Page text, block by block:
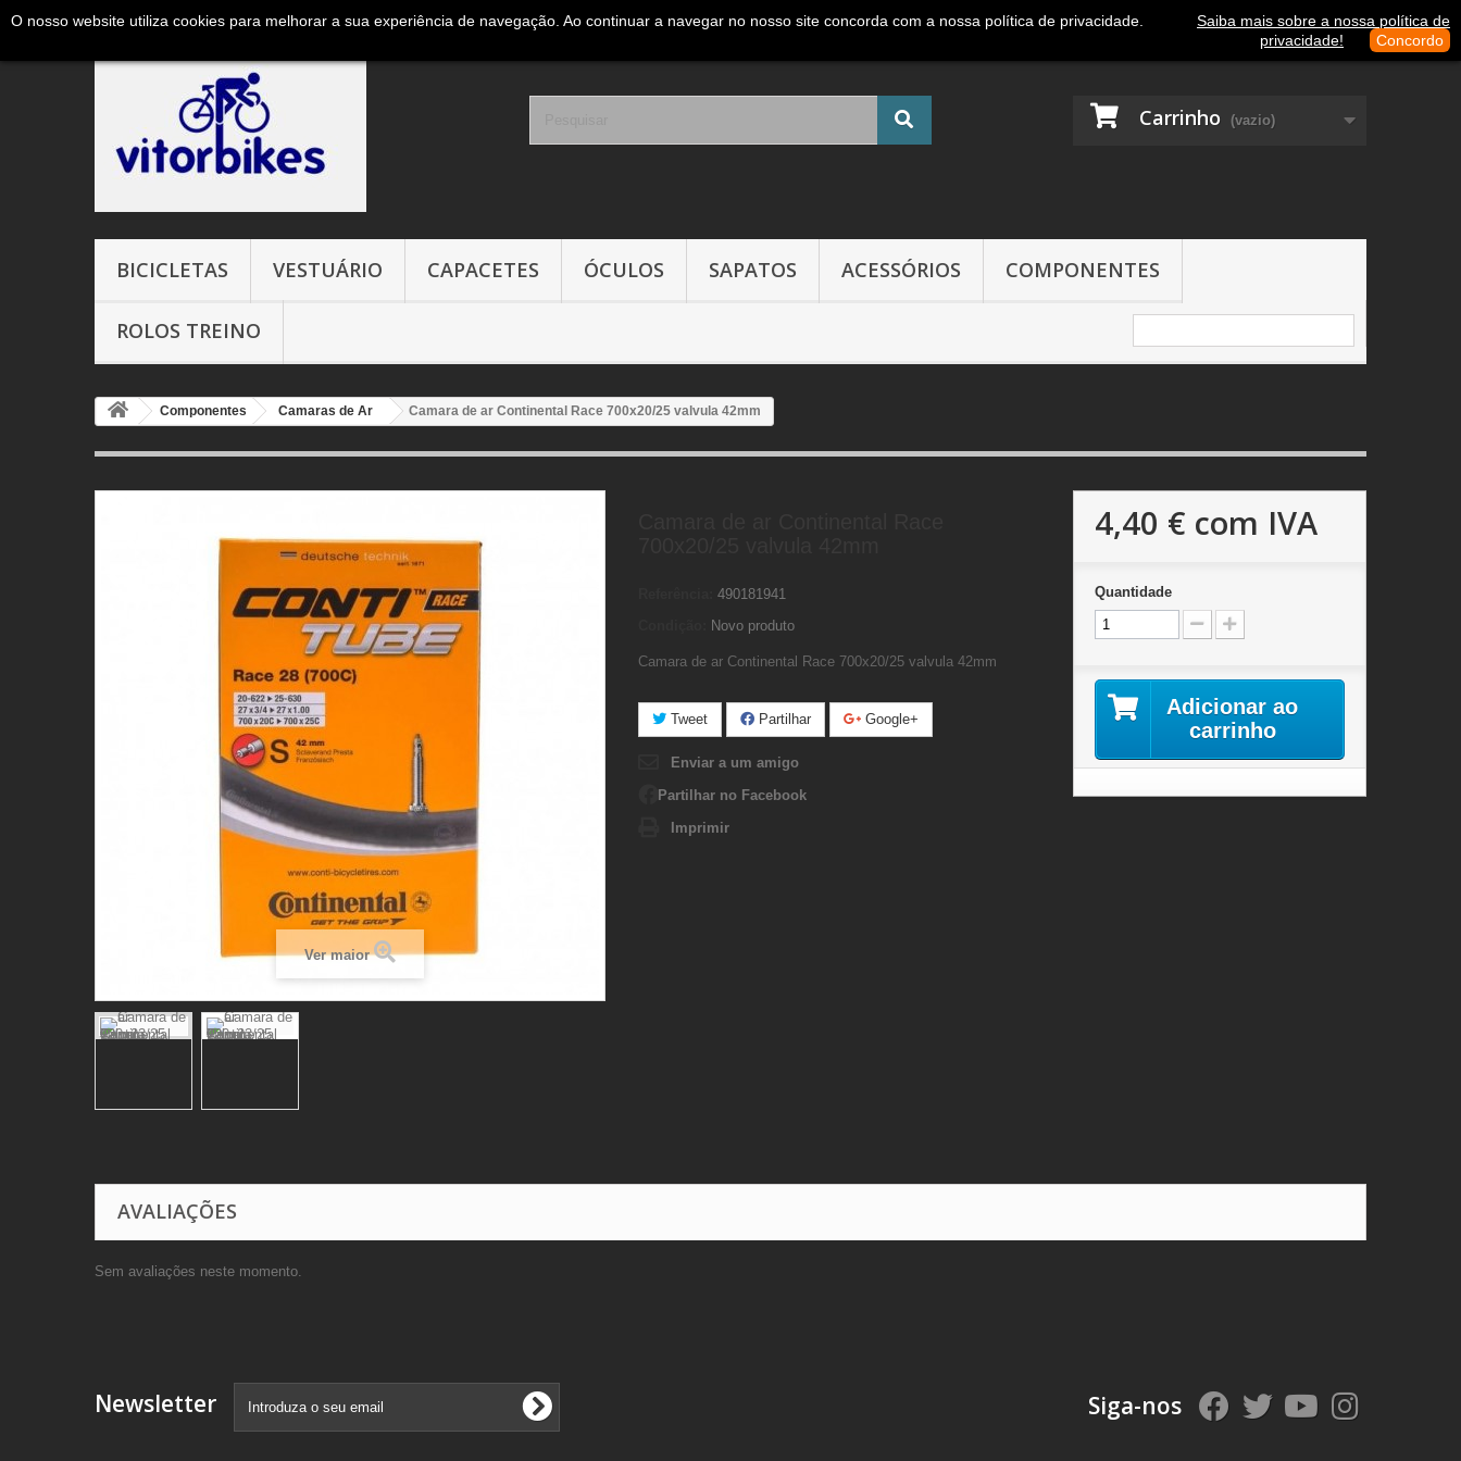
Entrar
Contacte-nos
Ligue-nos agora:+351 965327906 ( chamada para a rede móvel Nacional )
Carrinho (vazio)
BICICLETAS VESTUÁRIO CAPACETES ÓCULOS SAPATOS ACESSÓRIOS COMPONENTES
ROLOS TREINO
Componentes Camaras de Ar Camara de ar Continental Race 700x20/25 valvula 42mm
Ver maior
490181941
Novo produto
Camara de ar Continental Race 700x20/25 valvula 42mm
Tweet Partilhar Google+
Enviar a um amigo
Partilhar no Facebook
Imprimir
4,40 € com IVA
Quantidade
Adicionar ao
carrinho
AVALIAÇÕES
Sem avaliações neste momento.
Newsletter Siga-nos
O nosso website utiliza cookies para melhorar a sua experiência de navegação. Ao continuar a navegar no nosso site concorda com a nossa política de privacidade.
Saiba mais sobre a nossa política de
privacidade!
Concordo